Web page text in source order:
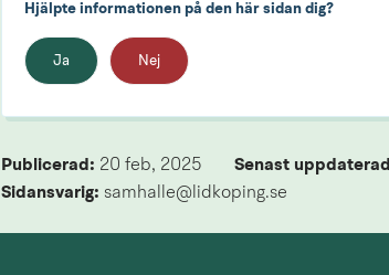
Hjälpte informationen på den här sidan dig?
Ja Nej
Publicerad: 20 feb, 2025 Senast
Sidansvarig: samhalle@lidkoping.se